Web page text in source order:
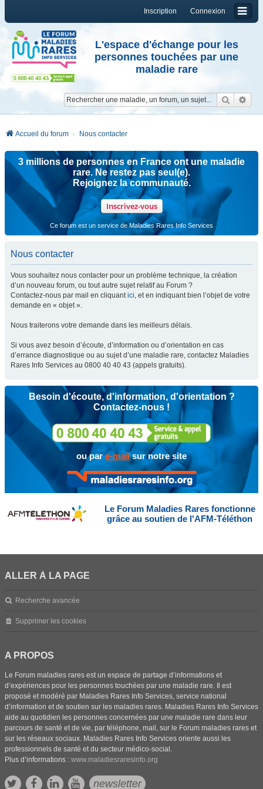
Connexion
Inscription
L'espace d'échange pour les
personnes touchées par une
maladie rare
Accueil du forum Nous contacter
3 millions de personnes en France ont une maladie
rare. Ne restez pas seul(e).
Rejoignez la communauté.
Inscrivez-vous
Ce forum est un service de Maladies Rares Info Services
Nous contacter
Vous souhaitez nous contacter pour un problème technique, la création
d’un nouveau forum, ou tout autre sujet relatif au Forum ?
Contactez-nous par mail en cliquantici, et en indiquant bien l’objet de votre
demande en « objet ».
Nous traiterons votre demande dans les meilleurs délais.
Si vous avez besoin d’écoute, d’information ou d’orientation en cas
d’errance diagnostique ou au sujet d’une maladie rare, contactez Maladies
Rares Info Services au 0800 40 40 43 (appels gratuits).
Besoin d'écoute, d'information, d'orientation ?
Contactez-nous !
ou pare-mailsur notre site
Le Forum Maladies Rares fonctionne
grâce au soutien de l'AFM-Téléthon
ALLER À LA PAGE
Recherche avancée
Supprimer les cookies
A PROPOS
Le Forum maladies rares est un espace de partage d’informations et
d’expériences pour les personnes touchées par une maladie rare. Il est
proposé et modéré par Maladies Rares Info Services, service national
d’information et de soutien sur les maladies rares. Maladies Rares Info Services
aide au quotidien les personnes concernées par une maladie rare dans leur
parcours de santé et de vie, par téléphone, mail, sur le Forum maladies rares et
sur les réseaux sociaux. Maladies Rares Info Services oriente aussi les
professionnels de santé et du secteur médico-social.
Plus d’informations : www.maladiesraresinfo.org
newsletter